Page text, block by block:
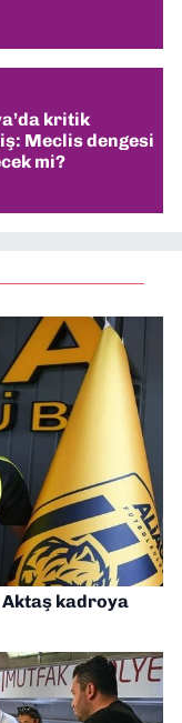
kritik
Meclis dengesi
mi?
Aktaş kadroya